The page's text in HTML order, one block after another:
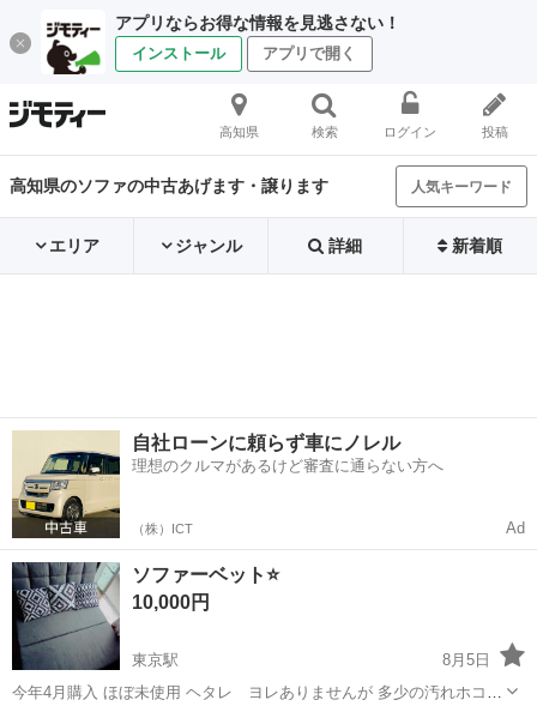
アプリならお得な情報を見逃さない！
インストール アプリで開く
高知県 検索 ログイン 投稿
高知県のソファの中古あげます・譲ります 人気キーワード
エリア ジャンル 詳細 新着順
自社ローンに頼らず車にノレル
理想のクルマがあるけど審査に通らない方へ
（株）ICT Ad
ソファーベット⭐
10,000円
東京駅
8月5日
今年4月購入 ほぼ未使用 ヘタレ ヨレありませんが 多少の汚れホコリ